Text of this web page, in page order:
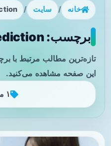
خانه / سایت /
برچسب: prediction - صفحه 1
این صفحه مشاهده می‌کنید.
۱ مطلب